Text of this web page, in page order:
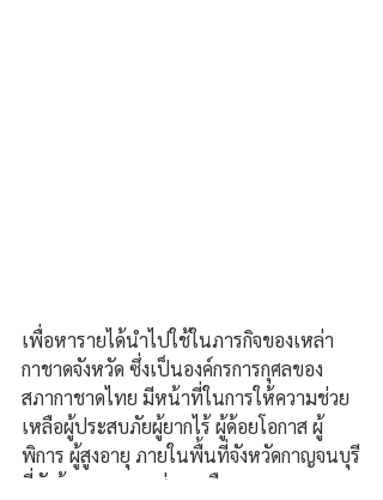
เพื่อหารายได้นำไปใช้ในภารกิจของเหล่า
กาชาดจังหวัด ซึ่งเป็นองค์กรการกุศลของ
สภากาชาดไทย มีหน้าที่ในการให้ความช่วย
เหลือผู้ประสบภัยผู้ยากไร้ ผู้ด้อยโอกาส ผู้
พิการ ผู้สูงอายุ ภายในพื้นที่จังหวัดกาญจนบุรี
ที่ยังต้องการความช่วยเหลือ